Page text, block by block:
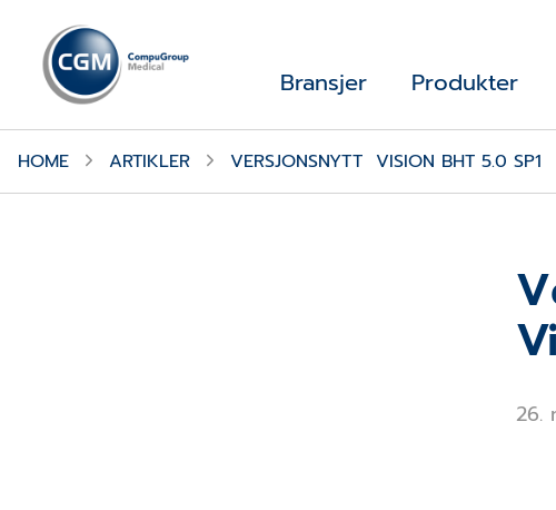
Bransjer Produkter
HOME ARTIKLER VERSJONSNYTT VISION BHT 5.0 SP1
26.